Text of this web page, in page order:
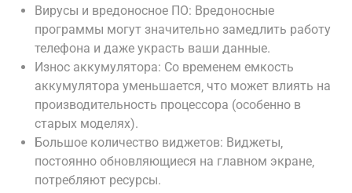
Вирусы и вредоносное ПО: Вредоносные
программы могут значительно замедлить работу
телефона и даже украсть ваши данные.
Износ аккумулятора: Со временем емкость
аккумулятора уменьшается‚ что может влиять на
производительность процессора (особенно в
старых моделях).
Большое количество виджетов: Виджеты‚
постоянно обновляющиеся на главном экране‚
потребляют ресурсы.